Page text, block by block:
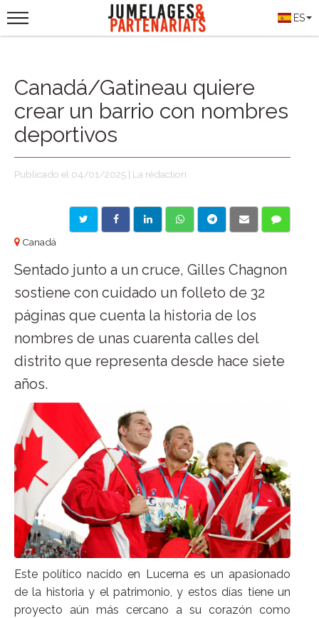
ES
Canadá/Gatineau quiere
crear un barrio con nombres
deportivos
Publicado el 04/01/2025 | La rédaction
Canadá
Sentado junto a un cruce, Gilles Chagnon
sostiene con cuidado un folleto de 32
páginas que cuenta la historia de los
nombres de unas cuarenta calles del
distrito que representa desde hace siete
años.
Este político nacido en Lucerna es un apasionado
de la historia y el patrimonio, y estos días tiene un
proyecto aún más cercano a su corazón como